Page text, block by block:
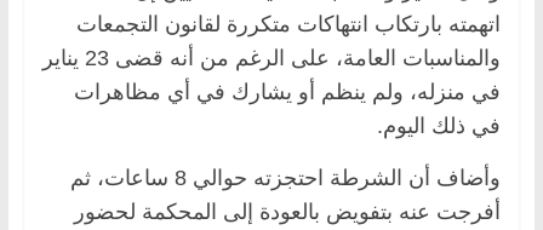
اتهمته بارتكاب انتهاكات متكررة لقانون التجمعات
والمناسبات العامة، على الرغم من أنه قضى 23 يناير
في منزله، ولم ينظم أو يشارك في أي مظاهرات
في ذلك اليوم.
وأضاف أن الشرطة احتجزته حوالي 8 ساعات، ثم
أفرجت عنه بتفويض بالعودة إلى المحكمة لحضور